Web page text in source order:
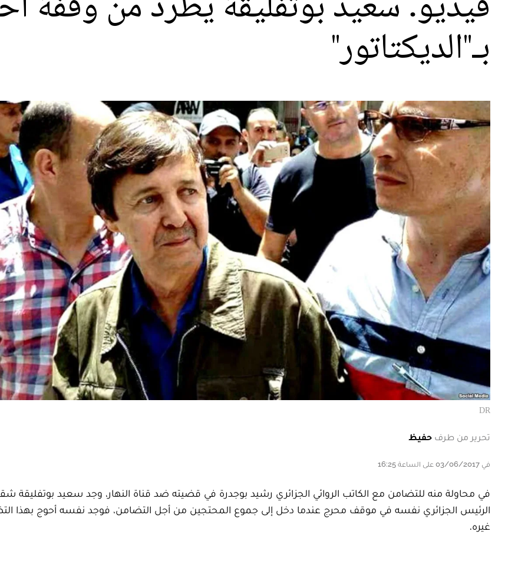
بـ"الديكتاتور"
DR
تحرير من طرف حفيظ
في 03/06/2017 على الساعة 16:25
في محاولة منه للتضامن مع الكاتب الروائي الجزائري رشيد بوجدرة في قضيته ضد قناة النهار، وجد سعيد بوتفليقة
الرئيس الجزائري نفسه في موقف محرج عندما دخل إلى جموع المحتجين من أجل التضامن، فوجد نفسه أحوج بهذا
غيره.